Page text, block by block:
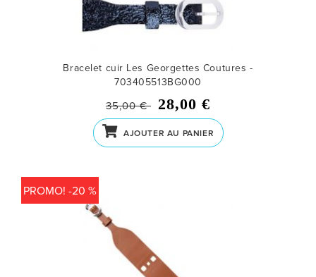
Bracelet cuir Les Georgettes Coutures -
703405513BG000
35,00 € 28,00 €
AJOUTER AU PANIER
PROMO! -20 %